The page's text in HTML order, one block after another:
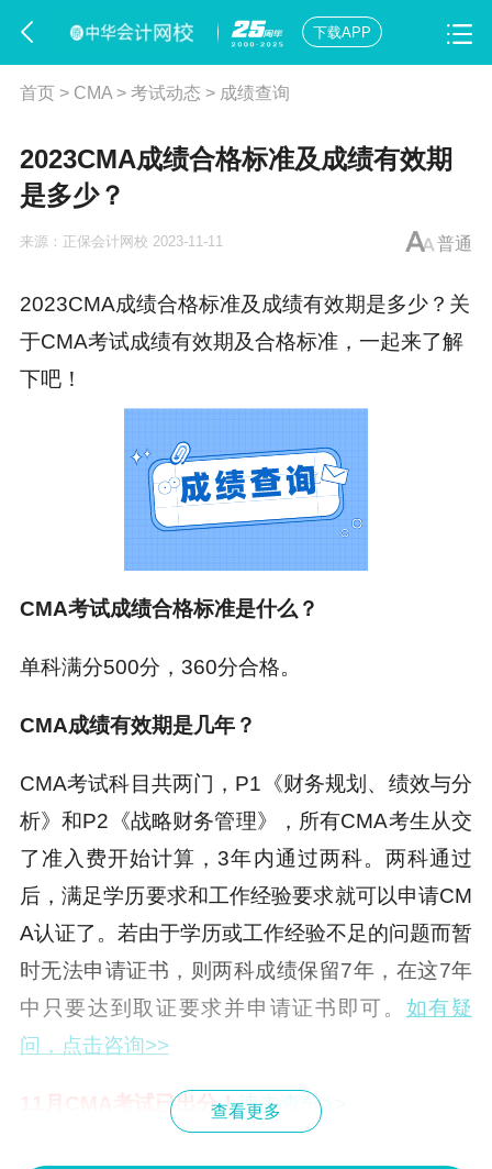
下载APP
首页> CMA> 考试动态 > 成绩查询
2023CMA成绩合格标准及成绩有效期
是多少？
普通
来源： 正保会计网校 2023-11-11
2023CMA成绩合格标准及成绩有效期是多少？关
于CMA考试成绩有效期及合格标准，一起来了解
下吧！
CMA考试成绩合格标准是什么？
单科满分500分，360分合格。
CMA成绩有效期是几年？
CMA考试科目共两门，P1《财务规划、绩效与分
析》和P2《战略财务管理》，所有CMA考生从交
了准入费开始计算，3年内通过两科。两科通过
后，满足学历要求和工作经验要求就可以申请CM
A认证了。若由于学历或工作经验不足的问题而暂
时无法申请证书，则两科成绩保留7年，在这7年
中只要达到取证要求并申请证书即可。 如有疑
问，点击咨询>>
11月CMA考试已出分！速去查分>>
查看更多